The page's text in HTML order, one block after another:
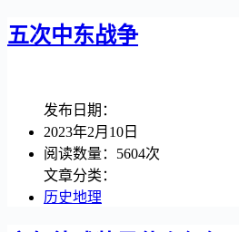
五次中东战争
发布日期：
2023年2月10日
阅读数量：5604次
文章分类：
历史地理